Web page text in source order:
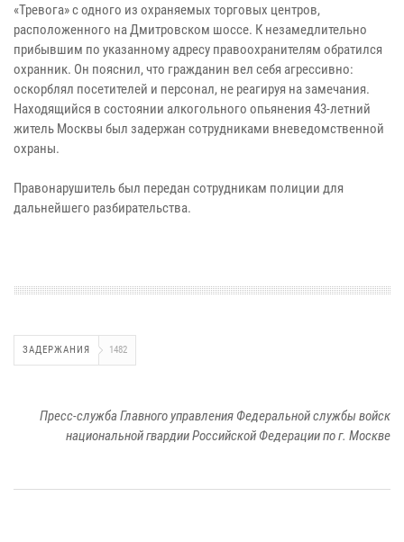
«Тревога» с одного из охраняемых торговых центров,
расположенного на Дмитровском шоссе. К незамедлительно
прибывшим по указанному адресу правоохранителям обратился
охранник. Он пояснил, что гражданин вел себя агрессивно:
оскорблял посетителей и персонал, не реагируя на замечания.
Находящийся в состоянии алкогольного опьянения 43-летний
житель Москвы был задержан сотрудниками вневедомственной
охраны.
Правонарушитель был передан сотрудникам полиции для
дальнейшего разбирательства.
ЗАДЕРЖАНИЯ 1482
Пресс-служба Главного управления Федеральной службы войск
национальной гвардии Российской Федерации по г. Москве